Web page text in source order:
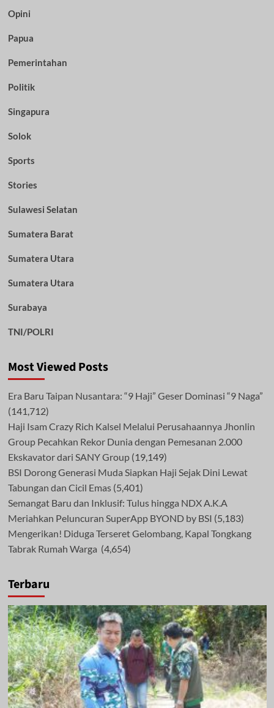
Opini
Papua
Pemerintahan
Politik
Singapura
Solok
Sports
Stories
Sulawesi Selatan
Sumatera Barat
Sumatera Utara
Sumatera Utara
Surabaya
TNI/POLRI
Most Viewed Posts
Era Baru Taipan Nusantara: “9 Haji” Geser Dominasi “9 Naga”
(141,712)
Haji Isam Crazy Rich Kalsel Melalui Perusahaannya Jhonlin
Group Pecahkan Rekor Dunia dengan Pemesanan 2.000
Ekskavator dari SANY Group (19,149)
BSI Dorong Generasi Muda Siapkan Haji Sejak Dini Lewat
Tabungan dan Cicil Emas (5,401)
Semangat Baru dan Inklusif: Tulus hingga NDX A.K.A
Meriahkan Peluncuran SuperApp BYOND by BSI (5,183)
Mengerikan! Diduga Terseret Gelombang, Kapal Tongkang
Tabrak Rumah Warga (4,654)
Terbaru